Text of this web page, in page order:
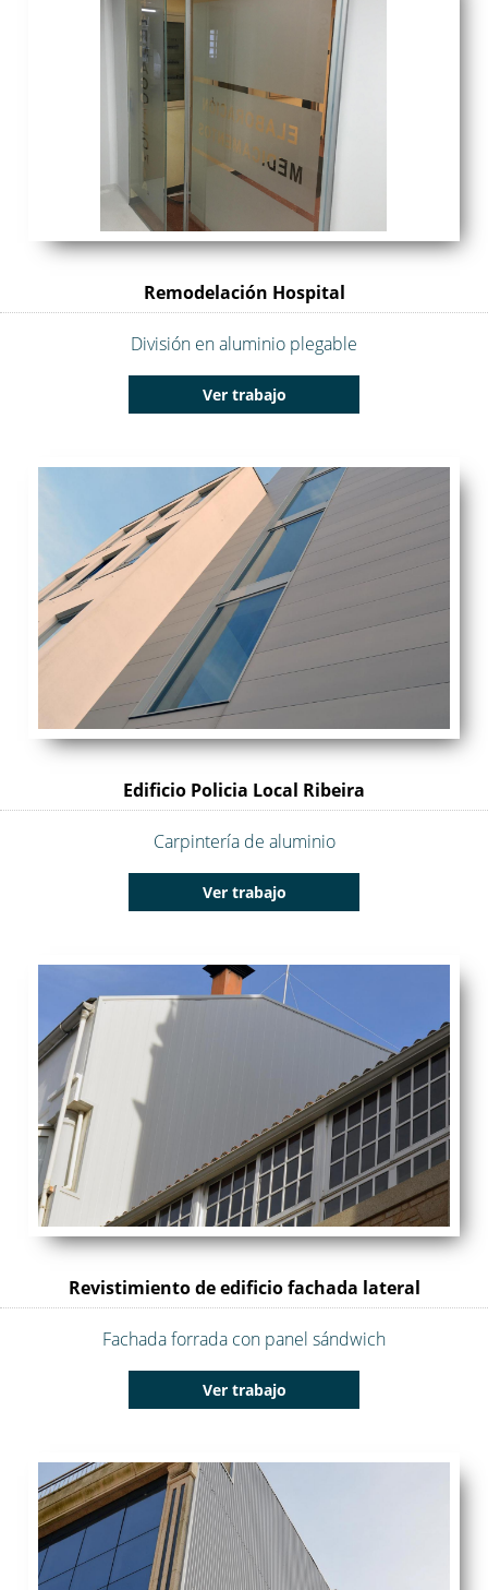
Remodelación Hospital
División en aluminio plegable
Ver trabajo
Edificio Policia Local Ribeira
Carpintería de aluminio
Ver trabajo
Revistimiento de edificio fachada lateral
Fachada forrada con panel sándwich
Ver trabajo